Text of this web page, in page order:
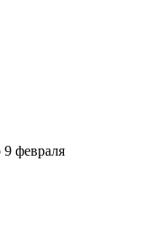
9 февраля